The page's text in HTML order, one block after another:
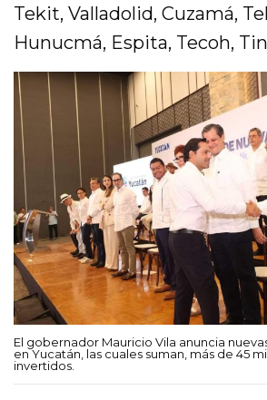
Tekit, Valladolid, Cuzamá,
Hunucmá, Espita, Tecoh,
El gobernador Mauricio Vila anuncia
en Yucatán, las cuales suman, más de 45
invertidos.